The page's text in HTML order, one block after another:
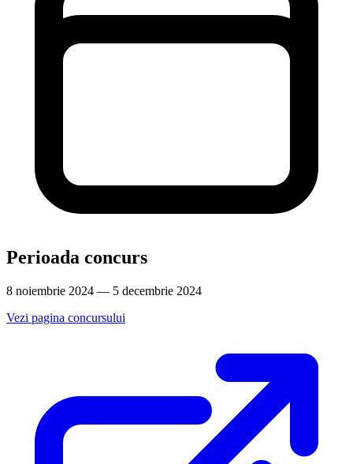
Perioada concurs
8 noiembrie 2024 — 5 decembrie 2024
Vezi pagina concursului